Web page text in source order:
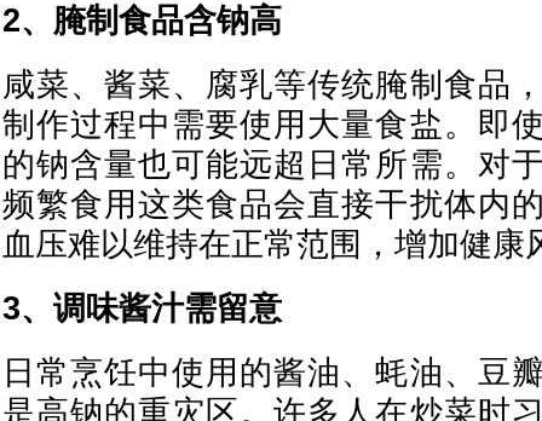
2、腌制食品含钠高
咸菜、酱菜、腐乳等传统腌制食品
制作过程中需要使用大量食盐。即
的钠含量也可能远超日常所需。对
频繁食用这类食品会直接干扰体内
血压难以维持在正常范围，增加健康
3、调味酱汁需留意
日常烹饪中使用的酱油、蚝油、豆
是高钠的重灾区。许多人在炒菜时